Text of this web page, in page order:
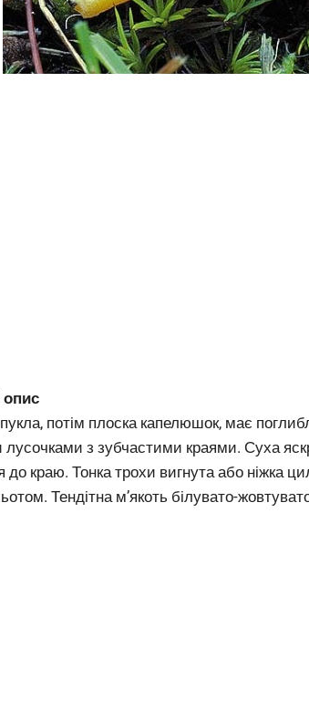
опис
потім плоска капелюшок, має
лусочками з зубчастими краями. Суха
краю. Тонка трохи вигнута або ніжка
Тендітна м’якоть білувато-